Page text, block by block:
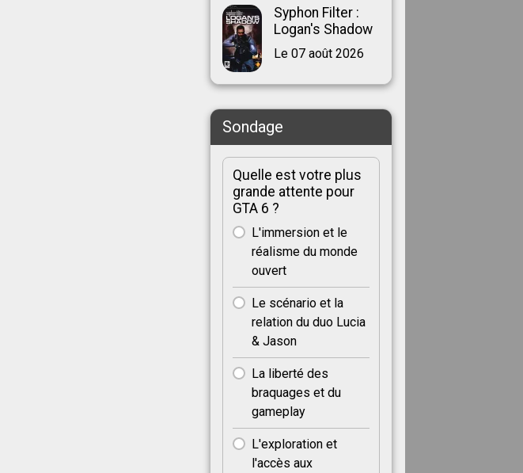
Syphon Filter :
Logan's Shadow
Le 07 août 2026
Sondage
Quelle est votre plus
grande attente pour
GTA 6 ?
L'immersion et le
réalisme du monde
ouvert
Le scénario et la
relation du duo Lucia
& Jason
La liberté des
braquages et du
gameplay
L'exploration et
l'accès aux